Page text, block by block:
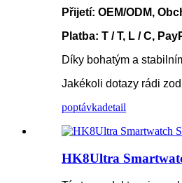
Přijetí: OEM/ODM,
Platba: T / T, L / C,
Díky bohatým a
Jakékoli dotazy rádi
poptávkadetail
HK8Ultra